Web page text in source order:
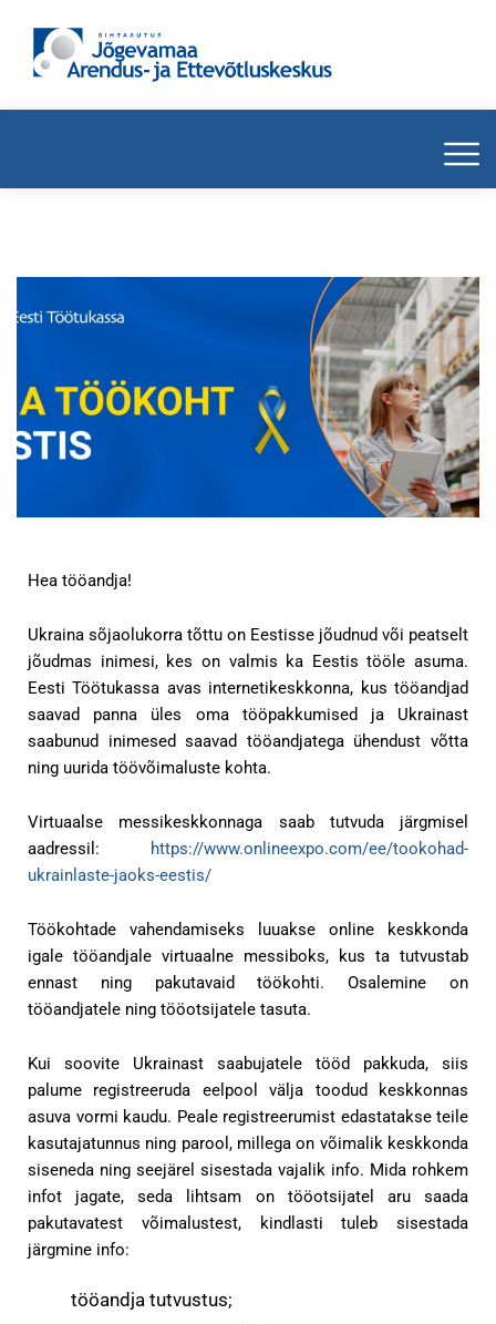
Hea tööandja!
Ukraina sõjaolukorra tõttu on Eestisse jõudnud või peatselt
jõudmas inimesi, kes on valmis ka Eestis tööle asuma.
Eesti Töötukassa avas internetikeskkonna, kus tööandjad
saavad panna üles oma tööpakkumised ja Ukrainast
saabunud inimesed saavad tööandjatega ühendust võtta
ning uurida töövõimaluste kohta.
Virtuaalse messikeskkonnaga saab tutvuda järgmisel
aadressil:
https://www.onlineexpo.com/ee/tookohad-
ukrainlaste-jaoks-eestis/
Töökohtade vahendamiseks luuakse online keskkonda
igale tööandjale virtuaalne messiboks, kus ta tutvustab
ennast ning pakutavaid töökohti. Osalemine on
tööandjatele ning tööotsijatele tasuta.
Kui soovite Ukrainast saabujatele tööd pakkuda, siis
palume registreeruda eelpool välja toodud keskkonnas
asuva vormi kaudu. Peale registreerumist edastatakse teile
kasutajatunnus ning parool, millega on võimalik keskkonda
siseneda ning seejärel sisestada vajalik info. Mida rohkem
infot jagate, seda lihtsam on tööotsijatel aru saada
pakutavatest võimalustest, kindlasti tuleb sisestada
järgmine info:
tööandja tutvustus;